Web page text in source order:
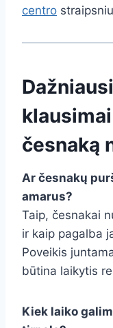
centro
česnaką
Ar česnakų
amarus?
Taip, česnakai
ir kaip pagalba
Poveikis
būtina laikytis
Kiek laiko